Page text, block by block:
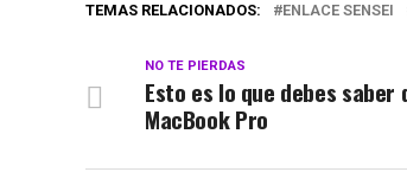
TEMAS RELACIONADOS: ENLACE SENSEI
NO TE PIERDAS
Esto es lo que debes saber
MacBook Pro